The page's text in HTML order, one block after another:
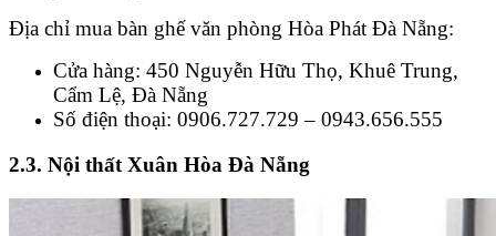
Địa chỉ mua bàn ghế văn phòng Hòa Phát Đà Nẵng:
Cửa hàng: 450 Nguyễn Hữu Thọ, Khuê Trung,
Cẩm Lệ, Đà Nẵng
Số điện thoại: 0906.727.729 – 0943.656.555
2.3. Nội thất Xuân Hòa Đà Nẵng